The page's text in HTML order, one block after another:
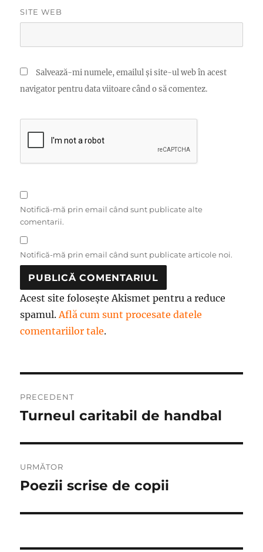
SITE WEB
Salvează-mi numele, emailul și site-ul web în acest
navigator pentru data viitoare când o să comentez.
Notifică-mă prin email când sunt publicate alte
comentarii.
Notifică-mă prin email când sunt publicate articole noi.
Acest site folosește Akismet pentru a reduce
spamul.Află cum sunt procesate datele
comentariilor tale.
în
PRECEDENT
Articolul
Turneul caritabil de handbal
URMĂTOR
Articolul
Poezii scrise de copii